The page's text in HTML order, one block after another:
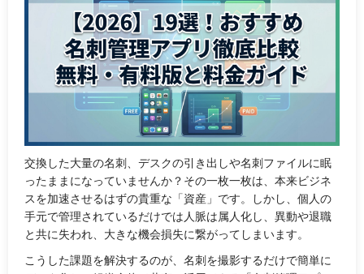
交換した大量の名刺、デスクの引き出しや名刺ファイルに眠
ったままになっていませんか？その一枚一枚は、本来ビジネ
スを加速させるはずの貴重な「資産」です。しかし、個人の
手元で管理されているだけでは人脈は属人化し、異動や退職
と共に失われ、大きな機会損失に繋がってしまいます。
こうした課題を解決するのが、名刺を撮影するだけで簡単に